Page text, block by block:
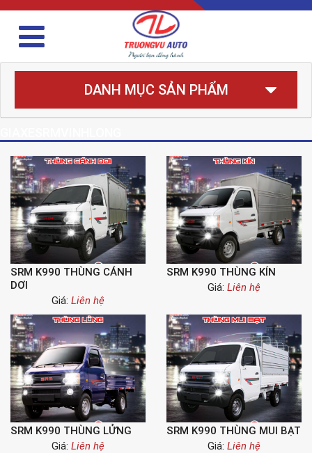
DANH MỤC SẢN PHẨM
SRM K990 THÙNG CÁNH
DƠI
Giá: Liên hệ
SRM K990 THÙNG KÍN
Giá: Liên hệ
SRM K990 THÙNG LỬNG
Giá: Liên hệ
SRM K990 THÙNG MUI BẠT
Giá: Liên hệ